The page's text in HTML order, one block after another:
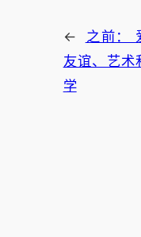
← 之前：
友谊、艺术
学